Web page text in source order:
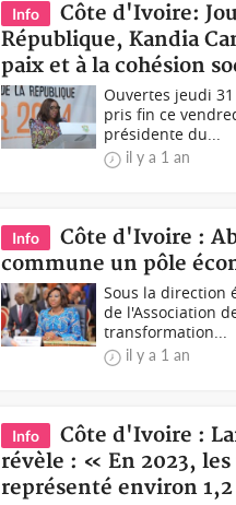
Info
Côte d'Ivoire:
République, Kandia
paix et à la cohésion
Ouvertes jeudi
pris fin ce
présidente du...
il y a 1 an
Info
Côte d'Ivoire :
commune un pôle
Sous la direction
de l'Association
transformation...
il y a 1 an
Info
Côte d'Ivoire :
révèle : « En 2023,
représenté environ